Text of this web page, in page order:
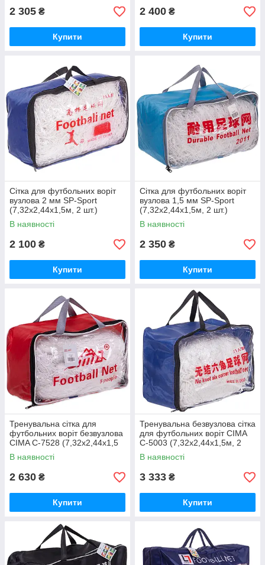
2 305 ₴
Купити
2 400 ₴
Купити
Сітка для футбольних воріт
вузлова 2 мм SP-Sport
(7,32x2,44x1,5м, 2 шт.)
В наявності
2 100 ₴
Купити
Сітка для футбольних воріт
вузлова 1,5 мм SP-Sport
(7,32x2,44x1,5м, 2 шт.)
В наявності
2 350 ₴
Купити
Тренувальна сітка для
футбольних воріт безвузлова
CIMA C-7528 (7,32x2,44x1,5
м, 2 шт.)
В наявності
2 630 ₴
Купити
Тренувальна безвузлова сітка
для футбольних воріт CIMA
C-5003 (7,32x2,44x1,5м, 2
шт.)
В наявності
3 333 ₴
Купити